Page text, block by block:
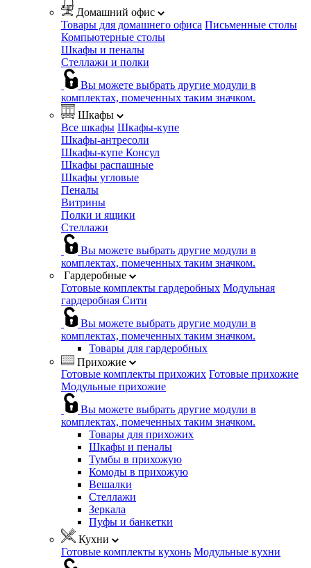
Домашний офис
Товары для домашнего офиса Письменные столы
Компьютерные столы
Шкафы и пеналы
Стеллажи и полки
Вы можете выбрать другие модули в
комплектах, помеченных таким значком.
Шкафы
Все шкафы Шкафы-купе
Шкафы-антресоли
Шкафы-купе Консул
Шкафы распашные
Шкафы угловые
Пеналы
Витрины
Полки и ящики
Стеллажи
Вы можете выбрать другие модули в
комплектах, помеченных таким значком.
Гардеробные
Готовые комплекты гардеробных Модульная
гардеробная Сити
Вы можете выбрать другие модули в
комплектах, помеченных таким значком.
Товары для гардеробных
Прихожие
Готовые комплекты прихожих Готовые прихожие
Модульные прихожие
Вы можете выбрать другие модули в
комплектах, помеченных таким значком.
Товары для прихожих
Шкафы и пеналы
Тумбы в прихожую
Комоды в прихожую
Вешалки
Стеллажи
Зеркала
Пуфы и банкетки
Кухни
Готовые комплекты кухонь Модульные кухни